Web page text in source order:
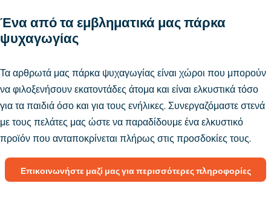
Ένα από τα εμβληματικά μας πάρκα
ψυχαγωγίας
Τα αρθρωτά μας πάρκα ψυχαγωγίας είναι χώροι που μπορούν
να φιλοξενήσουν εκατοντάδες άτομα και είναι ελκυστικά τόσο
για τα παιδιά όσο και για τους ενήλικες. Συνεργαζόμαστε στενά
με τους πελάτες μας ώστε να παραδίδουμε ένα ελκυστικό
προϊόν που ανταποκρίνεται πλήρως στις προσδοκίες τους.
Επικοινωνήστε μαζί μας για περισσότερες πληροφορίες